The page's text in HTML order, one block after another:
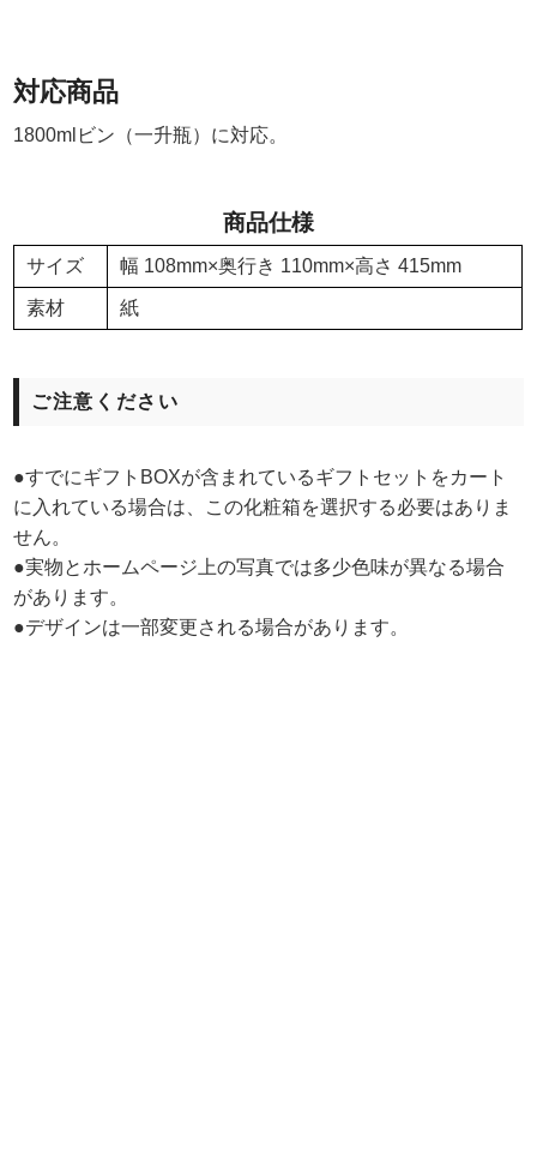
対応商品
1800mlビン（一升瓶）に対応。
商品仕様
サイズ 幅 108mm×奥行き 110mm×高さ 415mm
素材 紙
ご注意ください
●すでにギフトBOXが含まれているギフトセットをカート
に入れている場合は、この化粧箱を選択する必要はありま
せん。
●実物とホームページ上の写真では多少色味が異なる場合
があります。
●デザインは一部変更される場合があります。